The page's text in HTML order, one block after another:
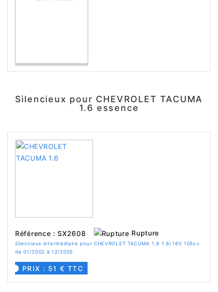
Silencieux pour CHEVROLET TACUMA
1.6 essence
Référence : SX2608 Rupture
Silencieux intermédiaire pour CHEVROLET TACUMA 1.6 1.6i 16V 105cv
de 01/2002 à 12/2005
PRIX : 51 € TTC